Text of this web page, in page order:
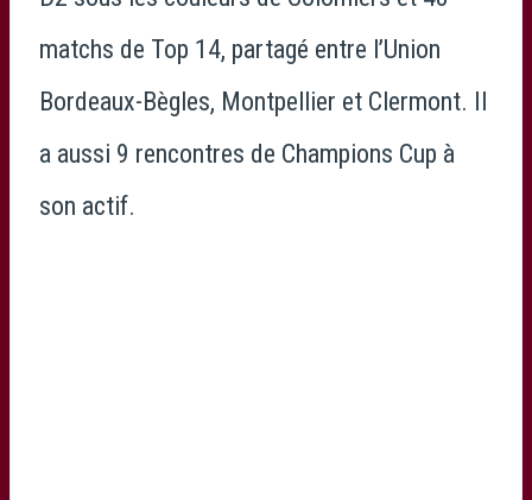
matchs de Top 14, partagé entre l’Union
Bordeaux-Bègles, Montpellier et Clermont. Il
a aussi 9 rencontres de Champions Cup à
son actif.